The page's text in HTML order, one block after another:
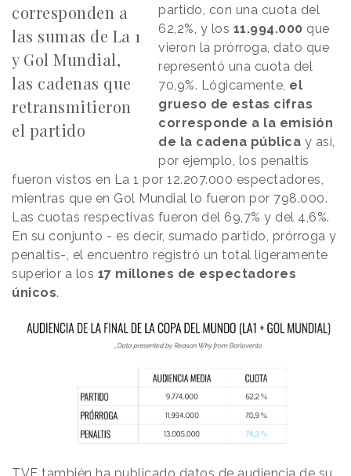
corresponden a
las sumas de La 1
y Gol Mundial,
las cadenas que
retransmitieron
el partido
partido, con una cuota del
62,2%, y los 11.994.000 que
vieron la prórroga, dato que
representó una cuota del
70,9%. Lógicamente, el
grueso de estas cifras
corresponde a la emisión
de la cadena pública y así,
por ejemplo, los penaltis
fueron vistos en La 1 por 12.207.000 espectadores,
mientras que en Gol Mundial lo fueron por 798.000.
Las cuotas respectivas fueron del 69,7% y del 4,6%.
En su conjunto - es decir, sumado partido, prórroga y
penaltis-, el encuentro registró un total ligeramente
superior a los 17 millones de espectadores
únicos.